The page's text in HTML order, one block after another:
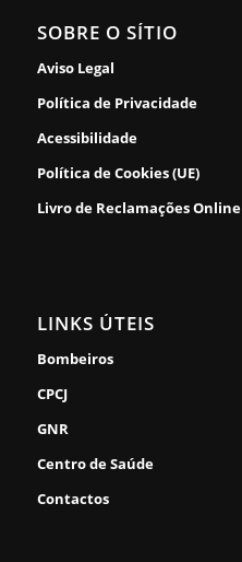
SOBRE O SÍTIO
Aviso Legal
Política de Privacidade
Acessibilidade
Política de Cookies (UE)
Livro de Reclamações Online
LINKS ÚTEIS
Bombeiros
CPCJ
GNR
Centro de Saúde
Contactos